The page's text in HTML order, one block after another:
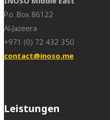
P.o. Box 86122
Al-Jazeera
+971 (0) 72 432 350
contact@inoso.me
Leistungen